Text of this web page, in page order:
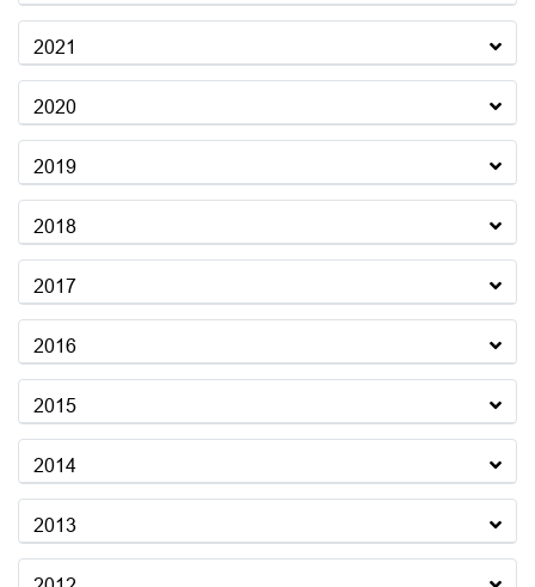
2021
2020
2019
2018
2017
2016
2015
2014
2013